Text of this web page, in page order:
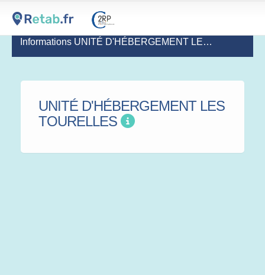
Informations UNITÉ D'HÉBERGEMENT LES TOURELLES
UNITÉ D'HÉBERGEMENT LES
TOURELLES